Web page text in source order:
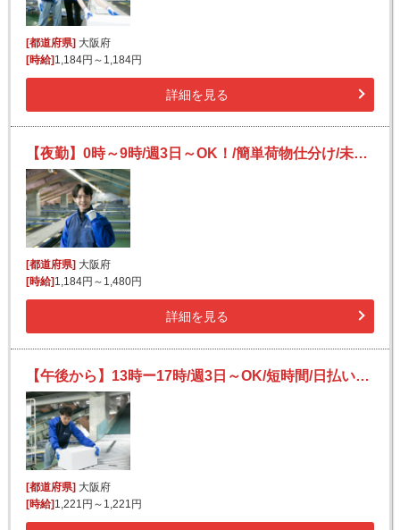
[都道府県]大阪府
[時給]1,184円～1,184円
詳細を見る
【夜勤】0時～9時/週3日～OK！/簡単荷物仕分け/未経験OK/日払い可（規定有）
[都道府県] 大阪府
[時給] 1,184円～1,480円
詳細を見る
【午後から】13時ー17時/週3日～OK/短時間/日払いＯＫ(規定有)！/宅配便の仕分け
[都道府県]大阪府
[時給]1,221円～1,221円